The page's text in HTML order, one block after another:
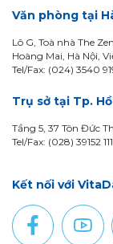
Văn phòng tại
Lô G, Toà nhà The
Hoàng Mai, Hà Nội,
Tel/Fax: (024) 3540
Trụ sở tại Tp.
Tầng 5, 37 Tôn Đức
Tel/Fax: (028) 39152
Kết nối với